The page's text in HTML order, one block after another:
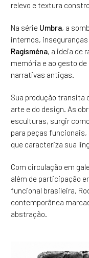
relevo e textura
Na série Umbra, a
internos,
Ragisména, a ideia de
memória e ao gesto
narrativas antigas.
Sua produção transita
arte e do design. As
esculturas, surgir
para peças
que caracteriza sua
Com circulação em
além de participação
funcional brasileira,
contemporânea
abstração.